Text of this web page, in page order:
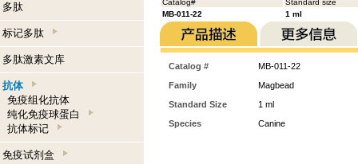
多肽
标记多肽
多肽激素文库
抗体
免疫组化抗体
纯化免疫球蛋白
抗体标记
免疫试剂盒
Catalog#
Standard size
MB-011-22
1 ml
Catalog #
MB-011-22
Family
Magbead
Standard Size
1 ml
Species
Canine